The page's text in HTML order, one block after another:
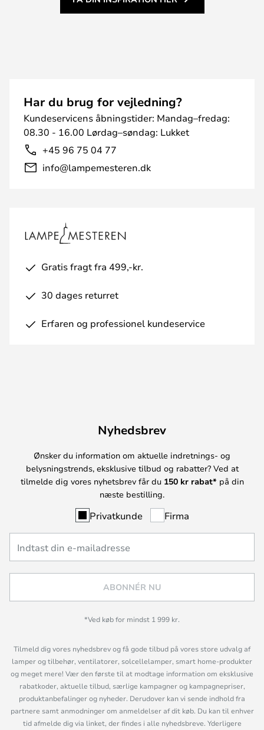
Har du brug for vejledning?
Kundeservicens åbningstider: Mandag–fredag:
08.30 - 16.00 Lørdag–søndag: Lukket
+45 96 75 04 77
info@lampemesteren.dk
Gratis fragt fra 499,-kr.
30 dages returret
Erfaren og professionel kundeservice
Nyhedsbrev
Ønsker du information om aktuelle indretnings- og
belysningstrends, eksklusive tilbud og rabatter? Ved at
tilmelde dig vores nyhetsbrev får du 150 kr rabat* på din
næste bestilling.
Privatkunde Firma
ABONNÉR NU
*Ved køb for mindst 1 999 kr.
Tilmeld dig vores nyhedsbrev og få gode tilbud på vores store udvalg af
lamper og tilbehør, ventilatorer, solcellelamper, smart home-produkter
og meget mere! Vær den første til at modtage information om eksklusive
rabatkoder, aktuelle tilbud, særlige kampagner og kampagnepriser,
produktanbefalinger og nyheder. Derudover kan vi sende indhold fra
partnere samt anmodninger om anmeldelser af dit køb. Du kan til enhver
tid afmelde dig via linket, der findes i alle nyhedsbreve. Yderligere